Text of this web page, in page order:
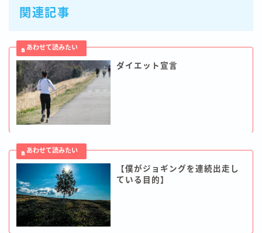
関連記事
ダイエット宣言
【僕がジョギングを連続出走し
ている目的】